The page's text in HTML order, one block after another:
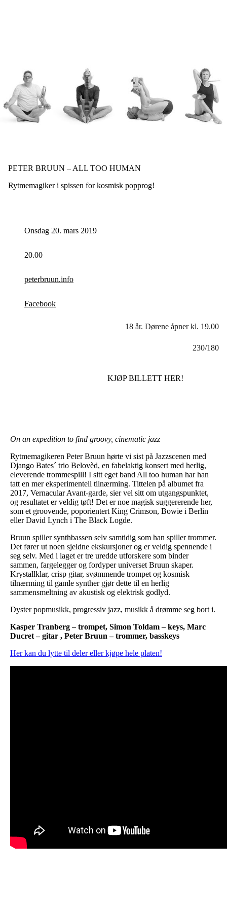
PETER BRUUN – ALL TOO HUMAN
Rytmemagiker i spissen for kosmisk popprog!
Onsdag 20. mars 2019
20.00
peterbruun.info
Facebook
18 år. Dørene åpner kl. 19.00
230/180
KJØP BILLETT HER!
On an expedition to find groovy, cinematic jazz
Rytmemagikeren Peter Bruun hørte vi sist på Jazzscenen med
Django Bates´ trio Belovèd, en fabelaktig konsert med herlig,
eleverende trommespill! I sitt eget band All too human har han
tatt en mer eksperimentell tilnærming. Tittelen på albumet fra
2017, Vernacular Avant-garde, sier vel sitt om utgangspunktet,
og resultatet er veldig tøft! Det er noe magisk suggererende her,
som et groovende, poporientert King Crimson, Bowie i Berlin
eller David Lynch i The Black Logde.
Bruun spiller synthbassen selv samtidig som han spiller trommer.
Det fører ut noen sjeldne ekskursjoner og er veldig spennende i
seg selv. Med i laget er tre uredde utforskere som binder
sammen, fargelegger og fordyper universet Bruun skaper.
Krystallklar, crisp gitar, svømmende trompet og kosmisk
tilnærming til gamle synther gjør dette til en herlig
sammensmeltning av akustisk og elektrisk godlyd.
Dyster popmusikk, progressiv jazz, musikk å drømme seg bort i.
Kasper Tranberg – trompet, Simon Toldam – keys, Marc
Ducret – gitar , Peter Bruun – trommer, basskeys
Her kan du lytte til deler eller kjøpe hele platen!